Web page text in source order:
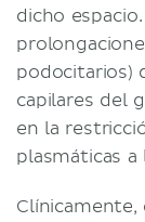
dicho
podocitarios)
capilares del
en la
plasmáticas a